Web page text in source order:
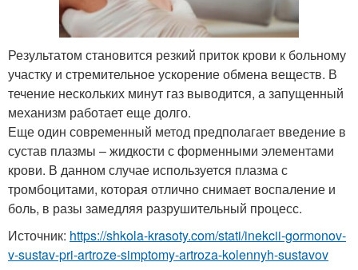
Результатом становится резкий приток крови к больному
участку и стремительное ускорение обмена веществ. В
течение нескольких минут газ выводится, а запущенный
механизм работает еще долго.
Еще один современный метод предполагает введение в
сустав плазмы – жидкости с форменными элементами
крови. В данном случае используется плазма с
тромбоцитами, которая отлично снимает воспаление и
боль, в разы замедляя разрушительный процесс.
Источник: https://shkola-krasoty.com/stati/inekcii-gormonov-
v-sustav-pri-artroze-simptomy-artroza-kolennyh-sustavov